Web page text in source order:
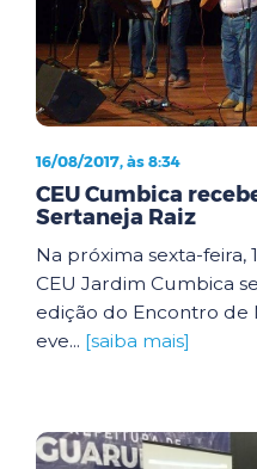
16/08/2017, às 8:34
CEU Cumbica
Sertaneja Raiz
Na próxima sexta-feira,
CEU Jardim Cumbica
edição do Encontro de
eve... [saiba mais]